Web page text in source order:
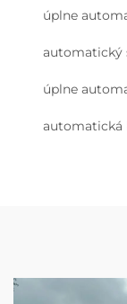
úplne
automatický
úplne
automatická